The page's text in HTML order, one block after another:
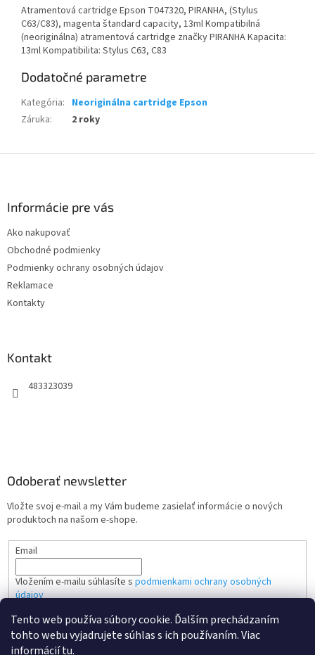
Tento web používa súbory cookie. Ďalším prechádzaním
tohto webu vyjadrujete súhlas s ich používaním. Viac
informáciítu.
Atramentová cartridge Epson T047320, PIRANHA, (Stylus
C63/C83), magenta štandard capacity, 13ml Kompatibilná
(neoriginálna) atramentová cartridge značky PIRANHA Kapacita:
13ml Kompatibilita: Stylus C63, C83
Dodatočné parametre
Kategória: Neoriginálna cartridge Epson
Záruka: 2 roky
Informácie pre vás
Ako nakupovať
Obchodné podmienky
Podmienky ochrany osobných údajov
Reklamace
Kontakty
Kontakt
483323039
Odoberať newsletter
Vložte svoj e-mail a my Vám budeme zasielať informácie o nových
produktoch na našom e-shope.
Email
Vložením e-mailu súhlasíte s podmienkami ochrany osobných
údajov
PRIHLÁSIŤ SA